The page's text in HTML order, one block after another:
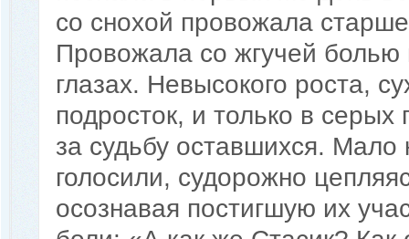
со снохой провожала
Провожала со жгучей болью
глазах. Невысокого роста,
подросток, и только в серых
за судьбу оставшихся.
голосили, судорожно
осознавая постигшую их